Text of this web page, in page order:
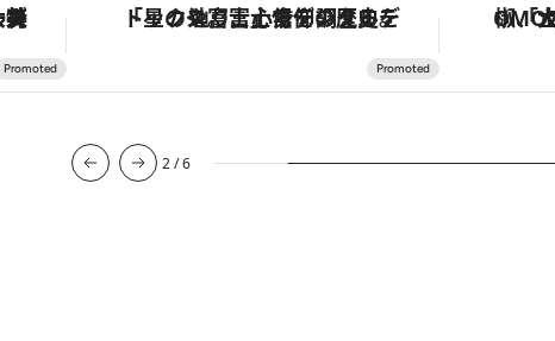
ギフトまで。大人のための「ReFa GINZA」クルーズ 「星のや富士」でデジタルデトックス。冨士信仰の歴史を辿り、心身を調える。
2/6